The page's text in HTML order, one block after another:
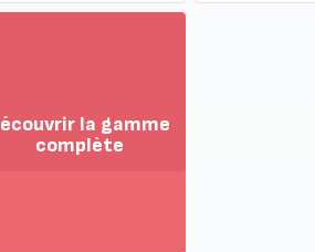
la gamme
complète